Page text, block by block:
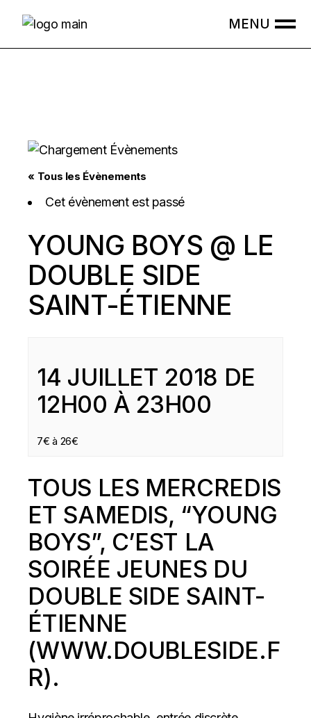
« Tous les Évènements
Cet évènement est passé
YOUNG BOYS @ LE
DOUBLE SIDE
SAINT-ÉTIENNE
14 JUILLET 2018 DE
12H00 À 23H00
7€ à 26€
TOUS LES MERCREDIS
ET SAMEDIS, “YOUNG
BOYS”, C’EST LA
SOIRÉE JEUNES DU
DOUBLE SIDE SAINT-
ÉTIENNE
(WWW.DOUBLESIDE.F
R).